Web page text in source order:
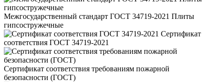
Межгосударственный стандарт ГОСТ 34719-2021 Плиты
гипсостружечные
Сертификат
соответствия ГОСТ 34719-2021
Сертификат соответствия требованиям пожарной
безопасности (ГОСТ)